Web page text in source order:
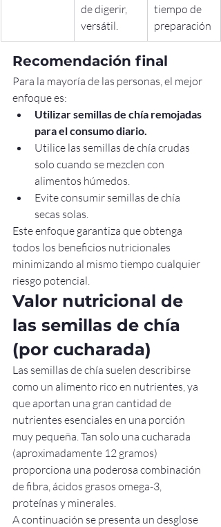
de digerir,
versátil.
tiempo de
preparación
Recomendación final
Para la mayoría de las personas, el mejor
enfoque es:
Utilizar semillas de chía remojadas
para el consumo diario.
Utilice las semillas de chía crudas
solo cuando se mezclen con
alimentos húmedos.
Evite consumir semillas de chía
secas solas.
Este enfoque garantiza que obtenga
todos los beneficios nutricionales
minimizando al mismo tiempo cualquier
riesgo potencial.
Valor nutricional de
las semillas de chía
(por cucharada)
Las semillas de chía suelen describirse
como un alimento rico en nutrientes, ya
que aportan una gran cantidad de
nutrientes esenciales en una porción
muy pequeña. Tan solo una cucharada
(aproximadamente 12 gramos)
proporciona una poderosa combinación
de fibra, ácidos grasos omega-3,
proteínas y minerales.
A continuación se presenta un desglose